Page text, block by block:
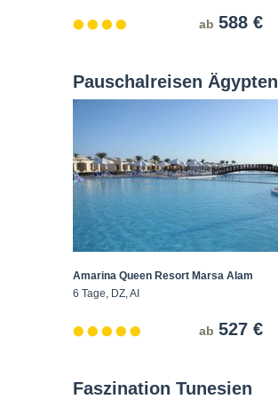
ab 588 €
Pauschalreisen Ägypten
Amarina Queen Resort Marsa Alam
6 Tage, DZ, AI
ab 527 €
Faszination Tunesien